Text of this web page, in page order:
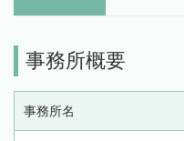
事務所概要
事務所名